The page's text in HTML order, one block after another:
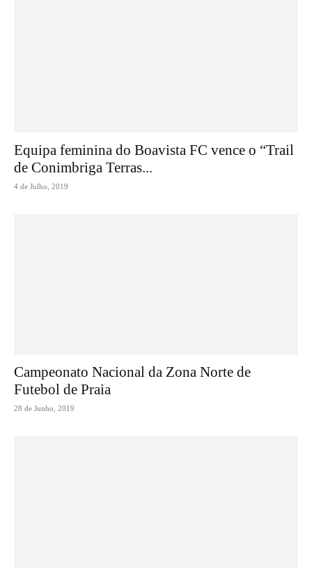
Equipa feminina do Boavista FC vence o “Trail
de Conimbriga Terras...
4 de Julho, 2019
Campeonato Nacional da Zona Norte de
Futebol de Praia
28 de Junho, 2019